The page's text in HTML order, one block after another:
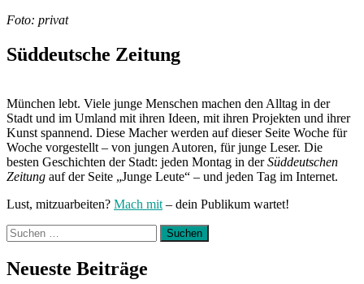
Foto: privat
Süddeutsche Zeitung
München lebt. Viele junge Menschen machen den Alltag in der
Stadt und im Umland mit ihren Ideen, mit ihren Projekten und ihrer
Kunst spannend. Diese Macher werden auf dieser Seite Woche für
Woche vorgestellt – von jungen Autoren, für junge Leser. Die
besten Geschichten der Stadt: jeden Montag in derSüddeutschen
Zeitung auf der Seite „Junge Leute“ – und jeden Tag im Internet.
Lust, mitzuarbeiten? Mach mit – dein Publikum wartet!
Suchen
nach:
Neueste Beiträge